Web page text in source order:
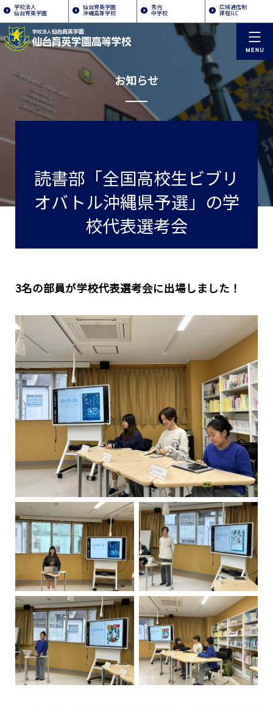
学校法人
仙台育英学園
仙台育英学園
沖縄高等学校
秀光
中学校
広域通信制
課程ILC
お知らせ
読書部「全国高校生ビブリ
オバトル沖縄県予選」の学
校代表選考会
3名の部員が学校代表選考会に出場しました！